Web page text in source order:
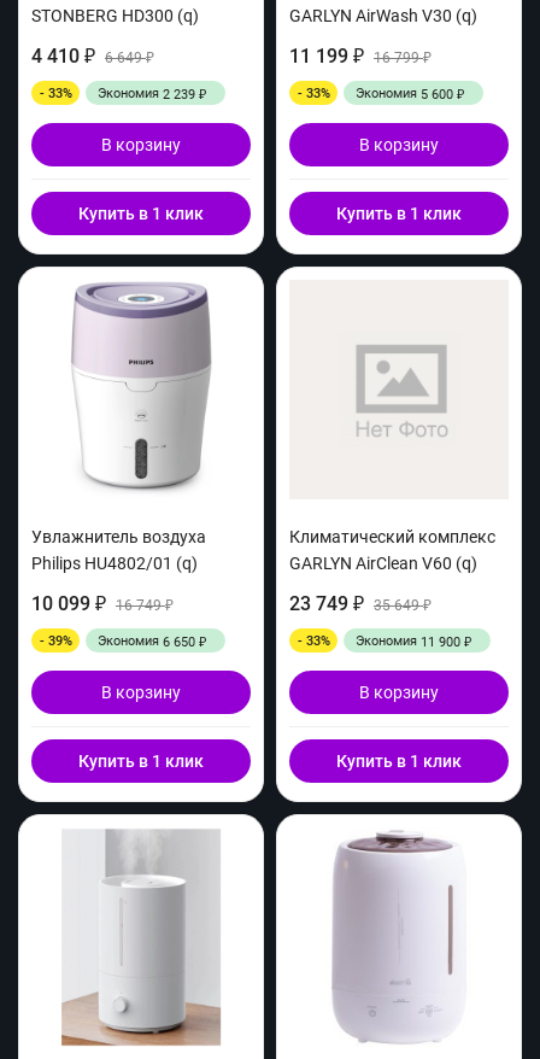
STONBERG HD300 (q)
4 410 ₽ 6 649₽
- 33% Экономия 2 239 ₽
В корзину
Купить в 1 клик
GARLYN AirWash V30 (q)
11 199 ₽ 16 799₽
- 33% Экономия 5 600 ₽
В корзину
Купить в 1 клик
Увлажнитель воздуха
Philips HU4802/01 (q)
10 099 ₽ 16 749₽
- 39% Экономия 6 650 ₽
В корзину
Купить в 1 клик
Климатический комплекс
GARLYN AirClean V60 (q)
23 749 ₽ 35 649₽
- 33% Экономия 11 900 ₽
В корзину
Купить в 1 клик